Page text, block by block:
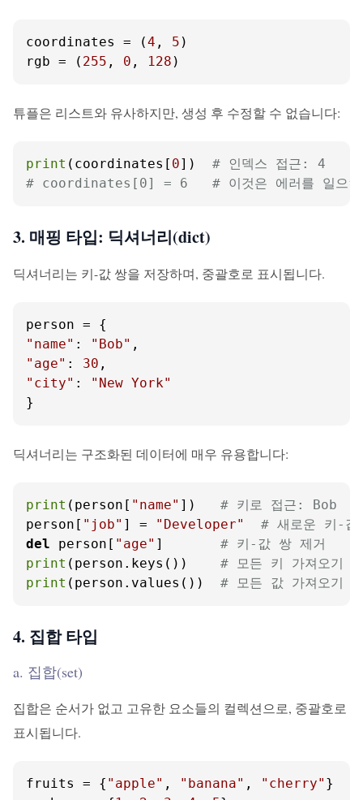
coordinates = (4 , 5 )
rgb = ( 255 , 0 , 128 )
튜플은 리스트와 유사하지만, 생성 후 수정할 수 없습니다:
print (coordinates[ 0]) # 인덱스 접근: 4
# coordinates[0] = 6   # 이것은 에러를 일으킵
3. 매핑 타입: 딕셔너리(dict)
딕셔너리는 키-값 쌍을 저장하며, 중괄호로 표시됩니다.
"name" : "Bob"
"age" : 30
"city" :
"New York"
}
딕셔너리는 구조화된 데이터에 매우 유용합니다:
print (person[ "name" ]) # 키로 접근: Bob
person[ "job" ] = "Developer"
# 새로운 키-값
del person[ "age" ] # 키-값 쌍 제거
print (person.keys()) # 모든 키 가져오기
print (person.values()) # 모든 값 가져오기
4. 집합 타입
a. 집합(set)
집합은 순서가 없고 고유한 요소들의 컬렉션으로, 중괄호로
표시됩니다.
fruits = { "apple" , "banana" , "cherry" }